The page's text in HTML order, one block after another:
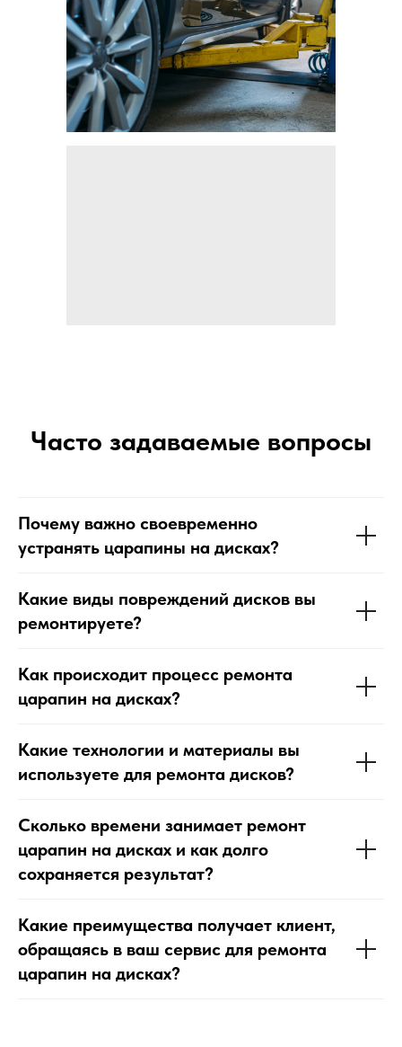
Часто задаваемые вопросы
Почему важно своевременно
устранять царапины на дисках?
Какие виды повреждений дисков вы
ремонтируете?
Как происходит процесс ремонта
царапин на дисках?
Какие технологии и материалы вы
используете для ремонта дисков?
Сколько времени занимает ремонт
царапин на дисках и как долго
сохраняется результат?
Какие преимущества получает клиент,
обращаясь в ваш сервис для ремонта
царапин на дисках?